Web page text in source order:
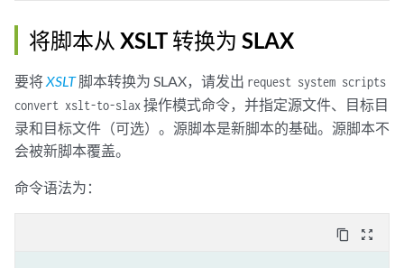
将脚本从 XSLT 转换为 SLAX
要将XSLT脚本转换为 SLAX，请发出 request system scripts
convert xslt-to-slax 操作模式命令，并指定源文件、目标目
录和目标文件（可选）。源脚本是新脚本的基础。源脚本不
会被新脚本覆盖。
命令语法为：
content_copy zoom_out_map